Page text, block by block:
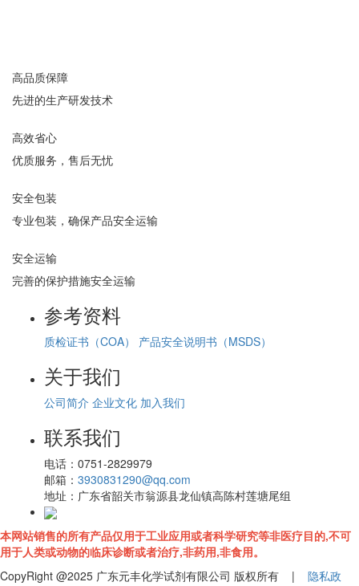
高品质保障
先进的生产研发技术
高效省心
优质服务，售后无忧
安全包装
专业包装，确保产品安全运输
安全运输
完善的保护措施安全运输
参考资料
质检证书（COA） 产品安全说明书（MSDS）
关于我们
公司简介 企业文化 加入我们
联系我们
电话： 0751-2829979
邮箱： 3930831290@qq.com
地址： 广东省韶关市翁源县龙仙镇高陈村莲塘尾组
本网站销售的所有产品仅用于工业应用或者科学研究等非医疗目的,不可
用于人类或动物的临床诊断或者治疗,非药用,非食用。
CopyRight @2025 广东元丰化学试剂有限公司 版权所有 | 隐私政